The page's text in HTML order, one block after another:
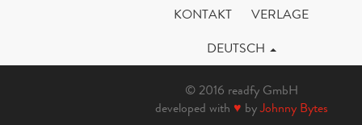
KONTAKT
VERLAGE
DEUTSCH
© 2016 readfy GmbH
developed with ♥ byJohnny Bytes